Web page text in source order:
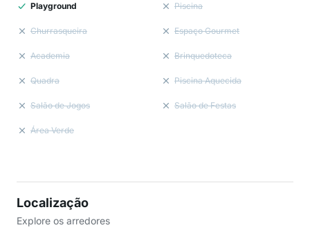
Playground Piscina
Churrasqueira Espaço Gourmet
Academia Brinquedoteca
Quadra Piscina Aquecida
Salão de Jogos Salão de Festas
Área Verde
Localização
Explore os arredores